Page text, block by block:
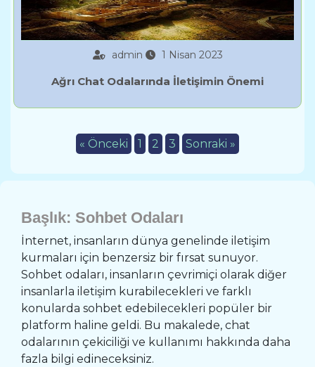
admin 1 Nisan 2023
Ağrı Chat Odalarında İletişimin Önemi
« Önceki 1 2 3 Sonraki »
Başlık: Sohbet Odaları
İnternet, insanların dünya genelinde iletişim
kurmaları için benzersiz bir fırsat sunuyor.
Sohbet odaları, insanların çevrimiçi olarak diğer
insanlarla iletişim kurabilecekleri ve farklı
konularda sohbet edebilecekleri popüler bir
platform haline geldi. Bu makalede, chat
odalarının çekiciliği ve kullanımı hakkında daha
fazla bilgi edineceksiniz.